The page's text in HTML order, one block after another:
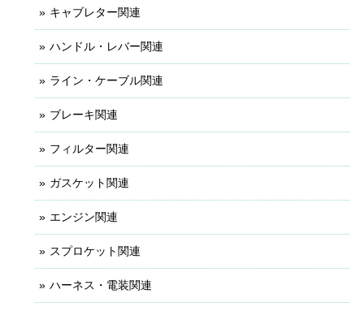
キャブレター関連
ハンドル・レバー関連
ライン・ケーブル関連
ブレーキ関連
フィルター関連
ガスケット関連
エンジン関連
スプロケット関連
ハーネス・電装関連